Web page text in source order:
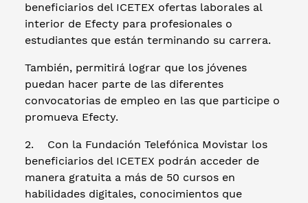
beneficiarios del ICETEX ofertas laborales al
interior de Efecty para profesionales o
estudiantes que están terminando su carrera.
También, permitirá lograr que los jóvenes
puedan hacer parte de las diferentes
convocatorias de empleo en las que participe o
promueva Efecty.
2. Con la Fundación Telefónica Movistar los
beneficiarios del ICETEX podrán acceder de
manera gratuita a más de 50 cursos en
habilidades digitales, conocimientos que